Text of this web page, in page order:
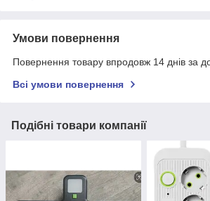
Умови повернення
Повернення товару впродовж 14 днів за
Всі умови повернення
Подібні товари компанії